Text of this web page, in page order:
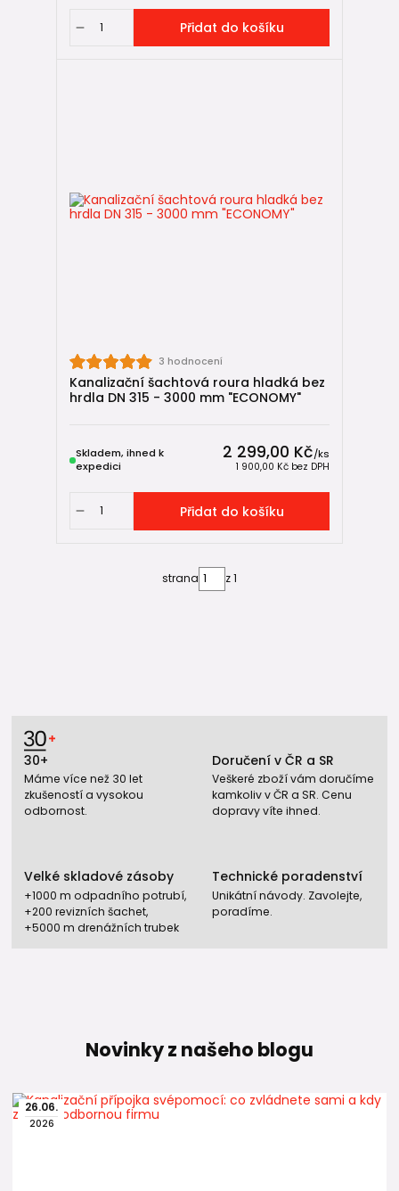
Přidat do košíku
3 hodnocení
Kanalizační šachtová roura hladká bez
hrdla DN 315 - 3000 mm "ECONOMY"
2 299,00 Kč/ks
1 900,00 Kč bez DPH
Skladem, ihned k
expedici
Přidat do košíku
strana z 1
30+
Máme více než 30 let
zkušeností a vysokou
odbornost.
Doručení v ČR a SR
Veškeré zboží vám doručíme
kamkoliv v ČR a SR. Cenu
dopravy víte ihned.
Velké skladové zásoby
+1000 m odpadního potrubí,
+200 revizních šachet,
+5000 m drenážních trubek
Technické poradenství
Unikátní návody. Zavolejte,
poradíme.
Novinky z našeho blogu
26.06.
2026